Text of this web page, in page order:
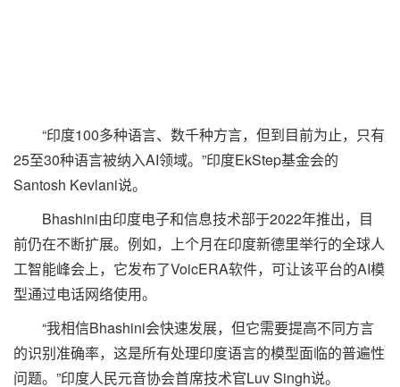
“印度100多种语言、数千种方言，但到目前为止，只有
25至30种语言被纳入AI领域。”印度EkStep基金会的
Santosh Kevlani说。
Bhashini由印度电子和信息技术部于2022年推出，目
前仍在不断扩展。例如，上个月在印度新德里举行的全球人
工智能峰会上，它发布了VoicERA软件，可让该平台的AI模
型通过电话网络使用。
“我相信Bhashini会快速发展，但它需要提高不同方言
的识别准确率，这是所有处理印度语言的模型面临的普遍性
问题。”印度人民元音协会首席技术官Luv Singh说。